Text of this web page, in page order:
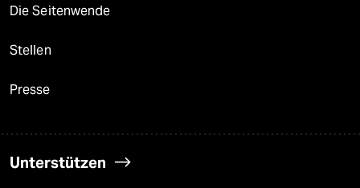
Die Seitenwende
Stellen
Presse
Unterstützen